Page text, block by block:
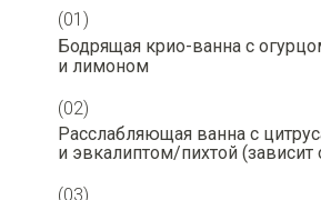
(03)
(02)
(01)
Бодрящая крио-ванна с
и лимоном
Расслабляющая ванна с
и эвкалиптом/пихтой (зависит